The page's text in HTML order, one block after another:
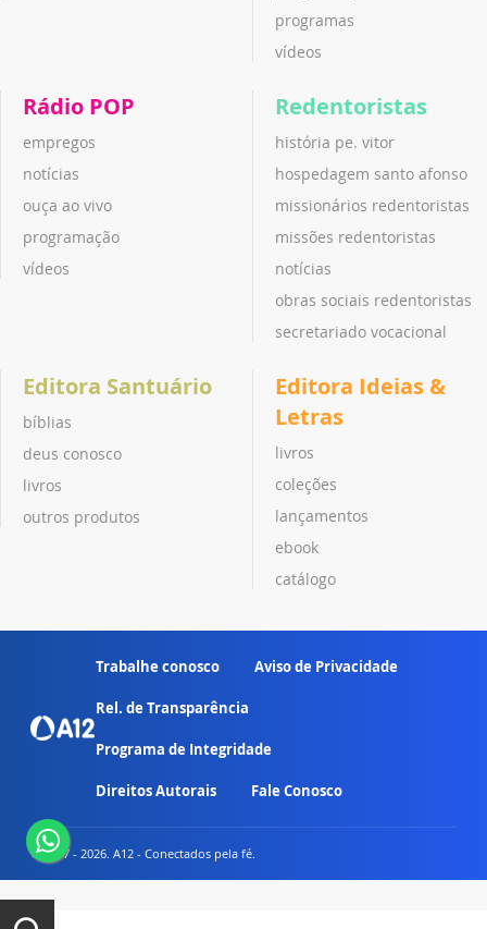
programas
vídeos
Rádio POP
empregos
notícias
ouça ao vivo
programação
vídeos
Redentoristas
história pe. vitor
hospedagem santo afonso
missionários redentoristas
missões redentoristas
notícias
obras sociais redentoristas
secretariado vocacional
Editora Santuário
bíblias
deus conosco
livros
outros produtos
Editora Ideias &
Letras
livros
coleções
lançamentos
ebook
catálogo
Trabalhe conosco Aviso de Privacidade
Rel. de Transparência
Programa de Integridade
Direitos Autorais Fale Conosco
© 2007 - 2026. A12 - Conectados pela fé.